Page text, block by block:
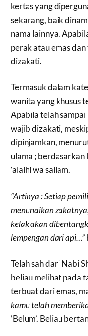
kertas yang
sekarang, baik
nama lainnya.
perak atau emas
dizakati.
Termasuk dalam
wanita yang khusus
Apabila telah sampai
wajib dizakati,
dipinjamkan,
ulama ; berdasarkan
‘alaihi wa sallam.
“Artinya : Setiap
menunaikan
kelak akan
lempengan dari api…”
Telah sah dari Nabi
beliau melihat pada
terbuat dari emas,
kamu telah
‘Belum’. Beliau